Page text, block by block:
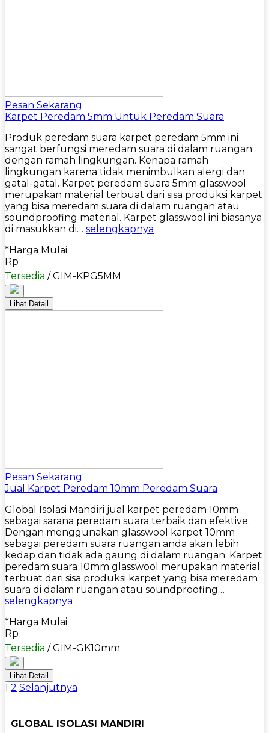
Pesan Sekarang
Karpet Peredam 5mm Untuk Peredam Suara
Produk peredam suara karpet peredam 5mm ini
sangat berfungsi meredam suara di dalam ruangan
dengan ramah lingkungan. Kenapa ramah
lingkungan karena tidak menimbulkan alergi dan
gatal-gatal. Karpet peredam suara 5mm glasswool
merupakan material terbuat dari sisa produksi karpet
yang bisa meredam suara di dalam ruangan atau
soundproofing material. Karpet glasswool ini biasanya
di masukkan di… selengkapnya
*Harga Mulai
Rp
Tersedia / GIM-KPG5MM
Lihat Detail
Pesan Sekarang
Jual Karpet Peredam 10mm Peredam Suara
Global Isolasi Mandiri jual karpet peredam 10mm
sebagai sarana peredam suara terbaik dan efektive.
Dengan menggunakan glasswool karpet 10mm
sebagai peredam suara ruangan anda akan lebih
kedap dan tidak ada gaung di dalam ruangan. Karpet
peredam suara 10mm glasswool merupakan material
terbuat dari sisa produksi karpet yang bisa meredam
suara di dalam ruangan atau soundproofing…
selengkapnya
*Harga Mulai
Rp
Tersedia / GIM-GK10mm
Lihat Detail
1 2 Selanjutnya
GLOBAL ISOLASI MANDIRI